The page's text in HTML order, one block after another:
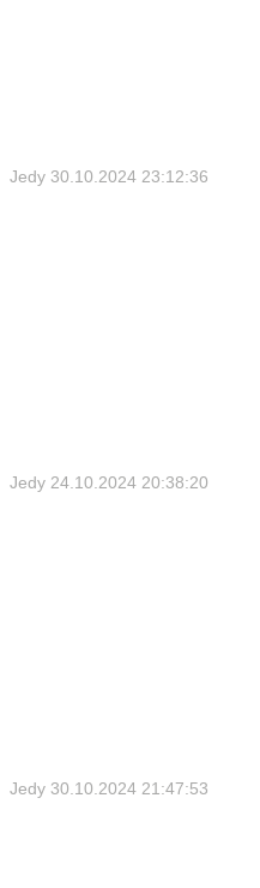
Jedy 30.10.2024 23:12:36
Jedy 24.10.2024 20:38:20
Jedy 30.10.2024 21:47:53